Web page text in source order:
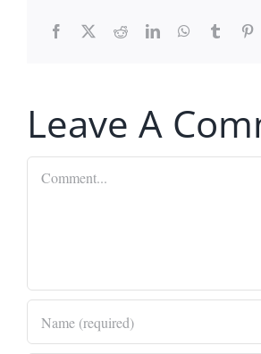
Facebook
X RedditLinkedInWhatsApp
Tumblr
Leave A
Comment